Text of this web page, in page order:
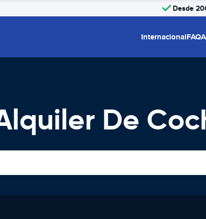
Desde
InternacionalFAQ
De